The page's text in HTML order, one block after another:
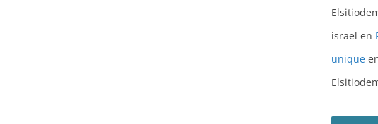
israel en
unique